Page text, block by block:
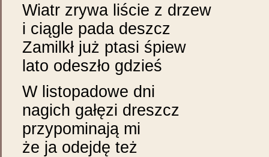
Wiatr zrywa liście z drzew
i ciągle pada deszcz
Zamilkł już ptasi śpiew
lato odeszło gdzieś
W listopadowe dni
nagich gałęzi dreszcz
przypominają mi
że ja odejdę też